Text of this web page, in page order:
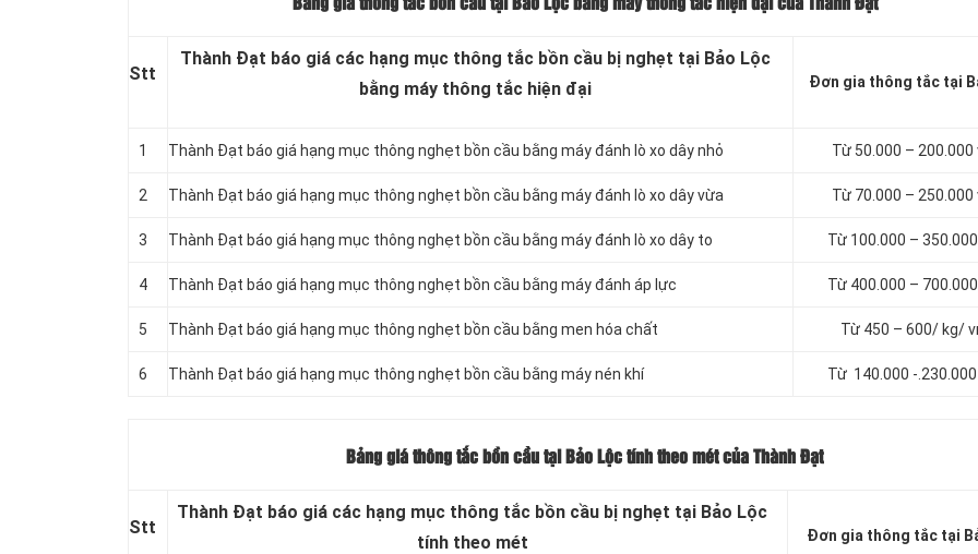
Bảng giá thông tắc bồn cầu tại Bảo Lộc bằng máy thông tắc hiện đại của Thành Đạt
Stt
Thành Đạt báo giá các hạng mục thông tắc bồn cầu bị nghẹt tại Bảo Lộc
bằng máy thông tắc hiện đại
Đơn gia thông tắc tại
1 Thành Đạt báo giá hạng mục thông nghẹt bồn cầu bằng máy đánh lò xo dây nhỏ Từ 50.000 – 200.000
2 Thành Đạt báo giá hạng mục thông nghẹt bồn cầu bằng máy đánh lò xo dây vừa Từ 70.000 – 250.000
3 Thành Đạt báo giá hạng mục thông nghẹt bồn cầu bằng máy đánh lò xo dây to Từ 100.000 –
4 Thành Đạt báo giá hạng mục thông nghẹt bồn cầu bằng máy đánh áp lực Từ 400.000 –
5 Thành Đạt báo giá hạng mục thông nghẹt bồn cầu bằng men hóa chất Từ 450 – 600/ kg/
6 Thành Đạt báo giá hạng mục thông nghẹt bồn cầu bằng máy nén khí Từ 140.000 -
Bảng giá thông tắc bồn cầu tại Bảo Lộc tính theo mét của Thành Đạt
Stt
Thành Đạt báo giá các hạng mục thông tắc bồn cầu bị nghẹt tại Bảo Lộc
tính theo mét
Đơn gia thông tắc tại